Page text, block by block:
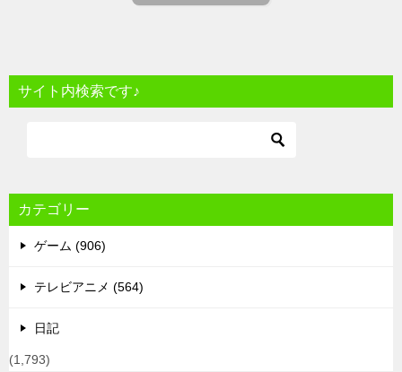
サイト内検索です♪
カテゴリー
ゲーム (906)
テレビアニメ (564)
日記
(1,793)